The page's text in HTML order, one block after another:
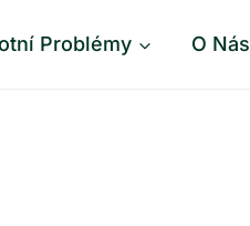
Problémy O Nás